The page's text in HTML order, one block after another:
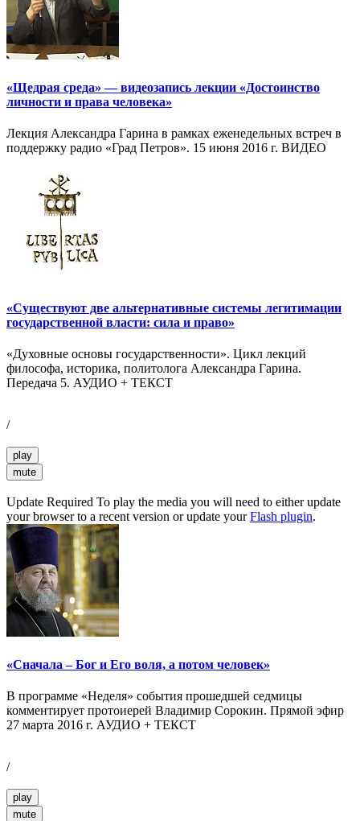
«Щедрая среда» — видеозапись лекции «Достоинство
личности и права человека»
Лекция Александра Гарина в рамках еженедельных встреч в
поддержку радио «Град Петров». 15 июня 2016 г. ВИДЕО
«Существуют две альтернативные системы легитимации
государственной власти: сила и право»
«Духовные основы государственности». Цикл лекций
философа, историка, политолога Александра Гарина.
Передача 5. АУДИО + ТЕКСТ
/
play
mute
Update Required To play the media you will need to either update
your browser to a recent version or update yourFlash plugin.
«Сначала – Бог и Его воля, а потом человек»
В программе «Неделя» события прошедшей седмицы
комментирует протоиерей Владимир Сорокин. Прямой эфир
27 марта 2016 г. АУДИО + ТЕКСТ
/
play
mute